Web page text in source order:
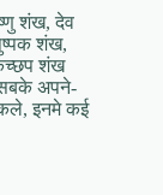
शंख, देव
शंख,
शंख
सबके अपने-
इनमे कई